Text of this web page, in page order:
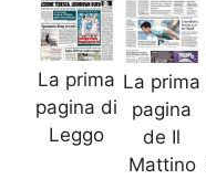
La prima
pagina di
Leggo
La prima
pagina
de Il
Mattino